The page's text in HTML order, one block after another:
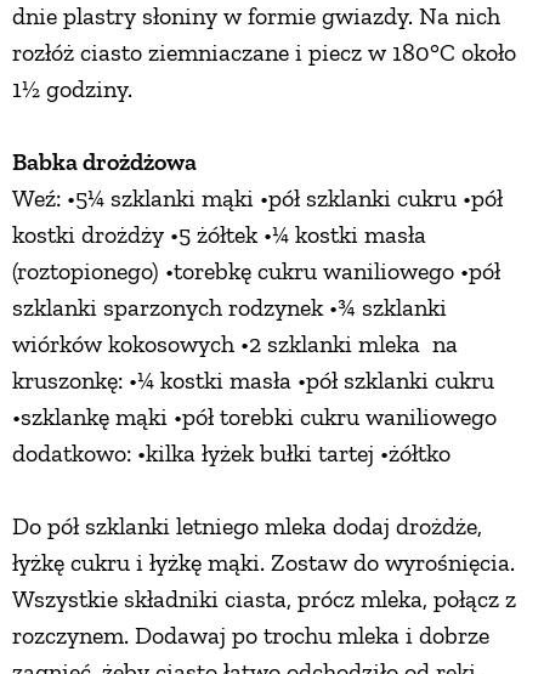
dnie plastry słoniny w formie gwiazdy. Na nich
rozłóż ciasto ziemniaczane i piecz w 180°C około
1½ godziny.
Babka drożdżowa
Weź: •5¼ szklanki mąki •pół szklanki cukru •pół
kostki drożdży •5 żółtek •¼ kostki masła
(roztopionego) •torebkę cukru waniliowego •pół
szklanki sparzonych rodzynek •¾ szklanki
wiórków kokosowych •2 szklanki mleka na
kruszonkę: •¼ kostki masła •pół szklanki cukru
•szklankę mąki •pół torebki cukru waniliowego
dodatkowo: •kilka łyżek bułki tartej •żółtko
Do pół szklanki letniego mleka dodaj drożdże,
łyżkę cukru i łyżkę mąki. Zostaw do wyrośnięcia.
Wszystkie składniki ciasta, prócz mleka, połącz z
rozczynem. Dodawaj po trochu mleka i dobrze